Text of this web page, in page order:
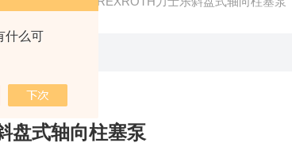
什么可
盘式轴向柱塞泵